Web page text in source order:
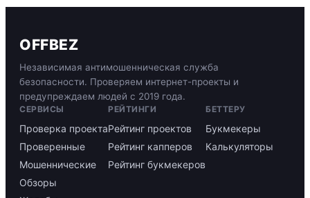
OFFBEZ
Независимая антимошенническая служба
безопасности. Проверяем интернет-проекты и
предупреждаем людей с 2019 года.
СЕРВИСЫ
Проверка проекта
Проверенные
Мошеннические
Обзоры
РЕЙТИНГИ
Рейтинг проектов
Рейтинг капперов
Рейтинг букмекеров
БЕТТЕРУ
Букмекеры
Калькуляторы